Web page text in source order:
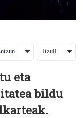
Itzuli
eta
bildu